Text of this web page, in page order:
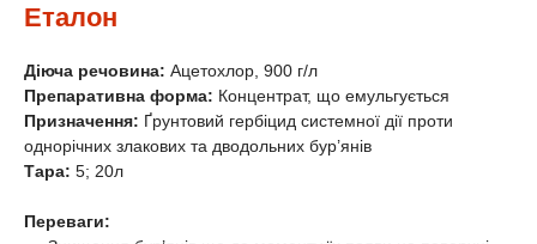
Еталон
Діюча речовина: Ацетохлор, 900 г/л
Препаративна форма: Концентрат, що емульгується
Призначення: Ґрунтовий гербіцид системної дії проти
однорічних злакових та дводольних бур’янів
Тара: 5; 20л
Переваги: